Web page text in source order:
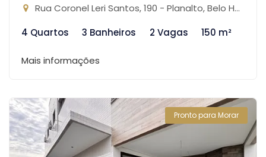
Rua Coronel Leri Santos, 190 - Planalto, Belo Horizonte-MG
4 Quartos
3 Banheiros 2 Vagas 150 m²
Mais informações
Pronto para Morar